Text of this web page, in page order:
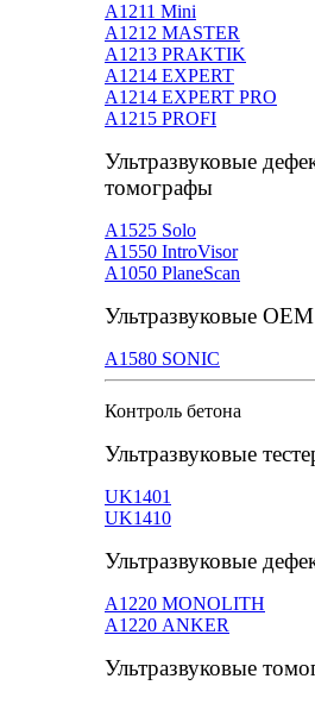
А1211 Mini
А1212 MASTER
A1213 PRAKTIK
А1214 EXPERT
А1214 EXPERT PRO
A1215 PROFI
Ультразвуковые
томографы
А1525 Solo
А1550 IntroVisor
А1050 PlaneScan
Ультразвуковые
A1580 SONIC
Контроль бетона
Ультразвуковые
UK1401
UK1410
Ультразвуковые
А1220 MONOLITH
А1220 ANKER
Ультразвуковые